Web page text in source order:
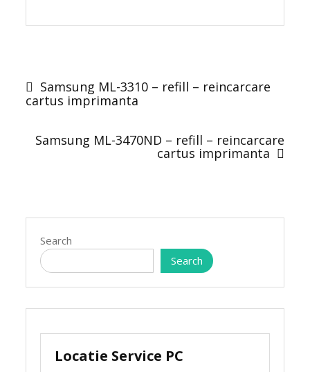
Samsung ML-3310 – refill – reincarcare
cartus imprimanta
Samsung ML-3470ND – refill – reincarcare
cartus imprimanta
Search
Search
Locatie Service PC